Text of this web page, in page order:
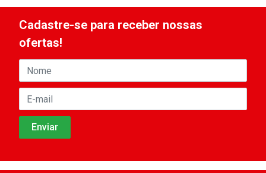
Cadastre-se para receber nossas
ofertas!